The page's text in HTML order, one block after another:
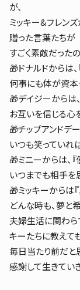
が、
ミッキー&フレン
贈った言葉たちが
すごく素敵だった
🎁ドナルドからは、
何事にも体が資本
🎁デイジーからは、
お互いを信じる心
🎁チップアンドデ
いつも笑っていれ
🎁ミニーからは、『
いつまでも相手を
🎁ミッキーからは『
どんな時も、夢と
夫婦生活に関わら
キーたちに教えて
毎日当たり前だと
感謝して生きてい